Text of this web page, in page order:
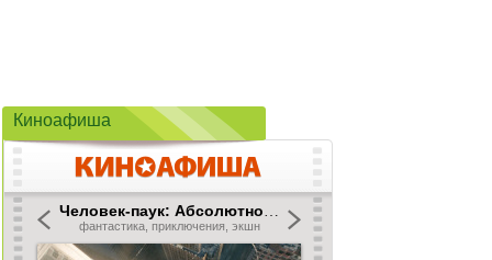
Киноафиша